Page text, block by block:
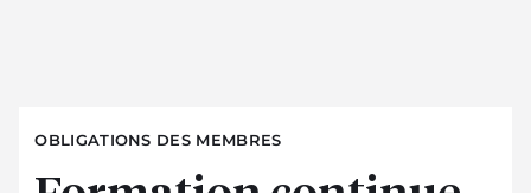
OBLIGATIONS DES MEMBRES